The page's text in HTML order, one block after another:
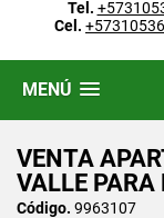
Tel.
Cel.
MENÚ
VENTA
VALLE PARA
Código. 9963107